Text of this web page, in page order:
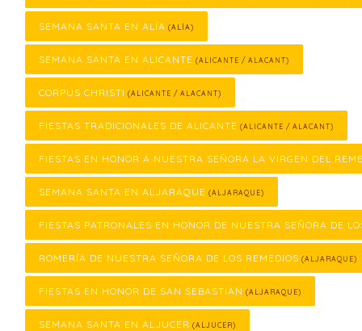
SEMANA SANTA EN ALÍA (ALÍA)
SEMANA SANTA EN ALICANTE (ALICANTE / ALACANT)
CORPUS CHRISTI (ALICANTE / ALACANT)
FIESTAS TRADICIONALES DE ALICANTE (ALICANTE / ALACANT)
FIESTAS EN HONOR A NUESTRA SEÑORA LA VIRGEN DEL
SEMANA SANTA EN ALJARAQUE (ALJARAQUE)
FIESTAS PATRONALES EN HONOR DE NUESTRA SEÑORA DE
ROMERÍA DE NUESTRA SEÑORA DE LOS REMEDIOS (ALJARAQUE)
FIESTAS EN HONOR DE SAN SEBASTIAN (ALJARAQUE)
SEMANA SANTA EN ALJUCER (ALJUCER)